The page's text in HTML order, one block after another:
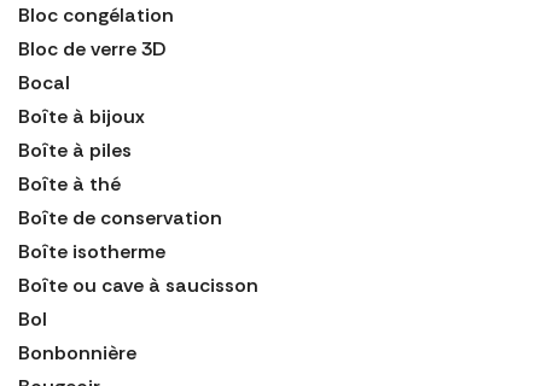
Bloc congélation
Bloc de verre 3D
Bocal
Boîte à bijoux
Boîte à piles
Boîte à thé
Boîte de conservation
Boîte isotherme
Boîte ou cave à saucisson
Bol
Bonbonnière